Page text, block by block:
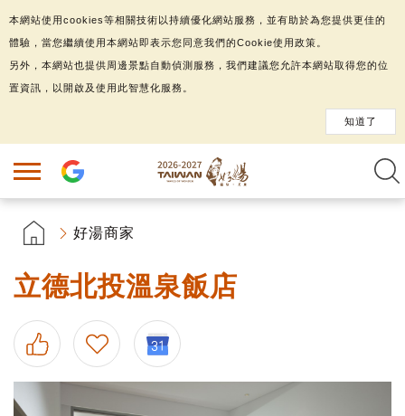
好湯商家
立德北投溫泉飯店
本網站使用cookies等相關技術以持續優化網站服務，並有助於為您提供更佳的
體驗，當您繼續使用本網站即表示您同意我們的Cookie使用政策。
另外，本網站也提供周邊景點自動偵測服務，我們建議您允許本網站取得您的位
置資訊，以開啟及使用此智慧化服務。
知道了